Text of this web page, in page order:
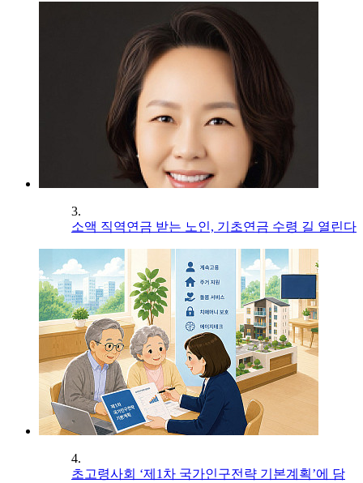
3.
소액 직역연금 받는 노인, 기초연금 수령 길 열린다
4.
초고령사회 ‘제1차 국가인구전략 기본계획’에 담